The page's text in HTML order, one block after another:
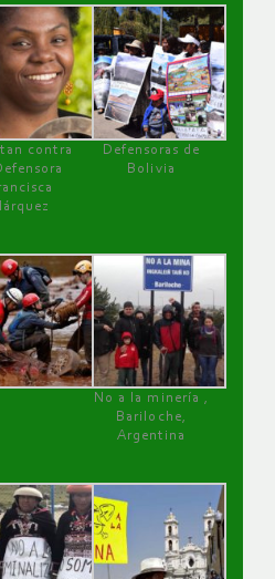
contra
Defensoras de
Bolivia
No a la minería ,
Bariloche,
Argentina